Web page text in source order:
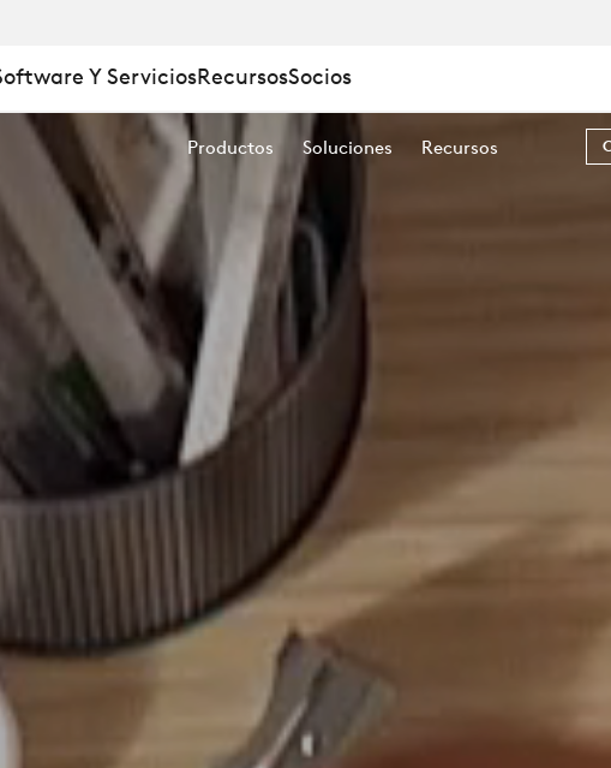
Y ServiciosRecursosSocios
Productos Soluciones Recursos